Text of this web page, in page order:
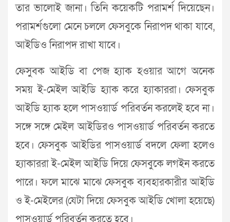
তার ভালোই জানা। তিনি কয়েকটি পরামর্শ দিয়েছেন।
পরামর্শগুলো মেনে চললে ফেসবুকে নিরাপদ থাকা যাবে,
আইডিও নিরাপদ রাখা যাবে।
ফেসুবক আইডি বা পেজ হ্যাক হওয়ার আগে অনেক
সময় ই-মেইল আইডি হ্যাক করে হ্যাকাররা। ফেসবুক
আইডি হ্যাক হলে পাসওয়ার্ড পরিবর্তন করলেই হবে না।
সঙ্গে সঙ্গে মেইল আইডিরও পাসওয়ার্ড পরিবর্তন করতে
হবে। ফেসবুক আইডির পাসওয়ার্ড বদলে ফেলা হলেও
হ্যাকাররা ই-মেইল আইডি দিয়ে ফেসবুকে লগইন করতে
পারে। ফলে মাঝে মাঝে ফেসবুক ব্যবহারকারীর আইডি
ও ই-মেইলের (যেটা দিয়ে ফেসবুক আইডি খোলা হয়েছে)